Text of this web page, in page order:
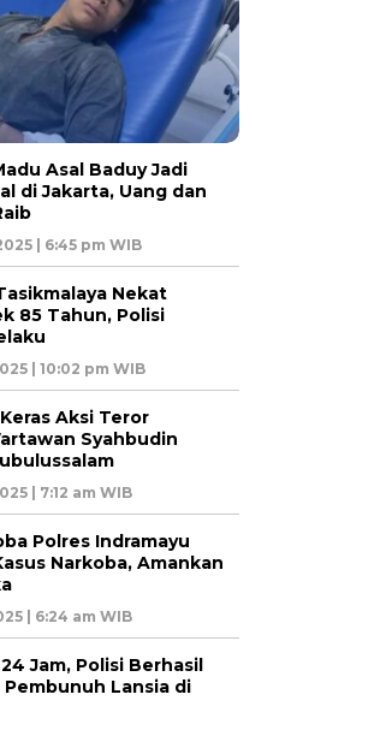
Asal Baduy Jadi
di Jakarta, Uang dan
| 6:45 pm WIB
Nekat
85 Tahun, Polisi
| 10:02 pm WIB
Aksi Teror
Syahbudin
| 7:12 am WIB
Polres Indramayu
Narkoba, Amankan
| 6:24 am WIB
Jam, Polisi Berhasil
Lansia di